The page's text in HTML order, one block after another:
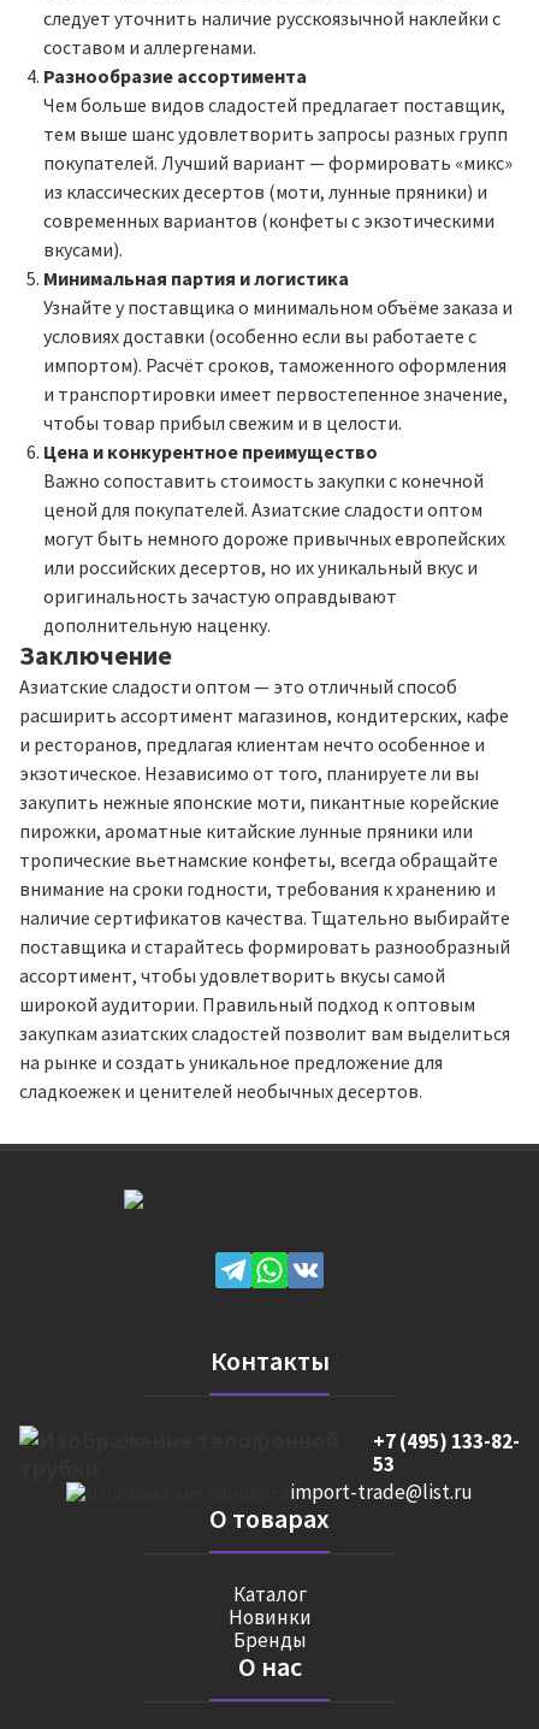
следует уточнить наличие русскоязычной наклейки с
составом и аллергенами.
Разнообразие ассортимента
Чем больше видов сладостей предлагает поставщик,
тем выше шанс удовлетворить запросы разных групп
покупателей. Лучший вариант — формировать «микс»
из классических десертов (моти, лунные пряники) и
современных вариантов (конфеты с экзотическими
вкусами).
Минимальная партия и логистика
Узнайте у поставщика о минимальном объёме заказа и
условиях доставки (особенно если вы работаете с
импортом). Расчёт сроков, таможенного оформления
и транспортировки имеет первостепенное значение,
чтобы товар прибыл свежим и в целости.
Цена и конкурентное преимущество
Важно сопоставить стоимость закупки с конечной
ценой для покупателей. Азиатские сладости оптом
могут быть немного дороже привычных европейских
или российских десертов, но их уникальный вкус и
оригинальность зачастую оправдывают
дополнительную наценку.
Заключение
Азиатские сладости оптом — это отличный способ
расширить ассортимент магазинов, кондитерских, кафе
и ресторанов, предлагая клиентам нечто особенное и
экзотическое. Независимо от того, планируете ли вы
закупить нежные японские моти, пикантные корейские
пирожки, ароматные китайские лунные пряники или
тропические вьетнамские конфеты, всегда обращайте
внимание на сроки годности, требования к хранению и
наличие сертификатов качества. Тщательно выбирайте
поставщика и старайтесь формировать разнообразный
ассортимент, чтобы удовлетворить вкусы самой
широкой аудитории. Правильный подход к оптовым
закупкам азиатских сладостей позволит вам выделиться
на рынке и создать уникальное предложение для
сладкоежек и ценителей необычных десертов.
Контакты
+7 (495) 133-82-
53
import-trade@list.ru
О товарах
Каталог
Новинки
Бренды
О нас